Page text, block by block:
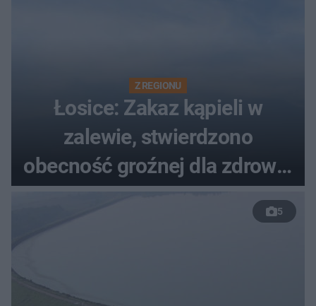
Z REGIONU
Łosice: Zakaz kąpieli w
zalewie, stwierdzono
obecność groźnej dla zdrowia
bakterii
5